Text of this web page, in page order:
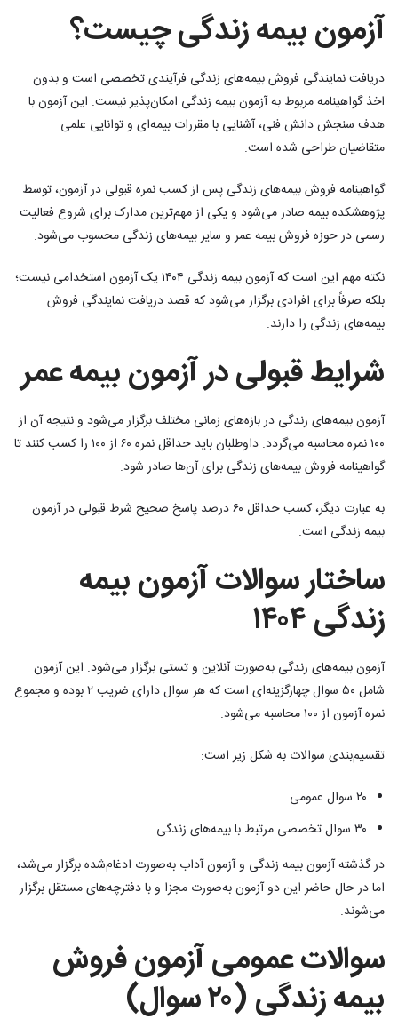
آزمون بیمه زندگی چیست؟
دریافت نمایندگی فروش بیمه‌های زندگی فرآیندی تخصصی است و بدون
اخذ گواهینامه مربوط به آزمون بیمه زندگی امکان‌پذیر نیست. این آزمون با
هدف سنجش دانش فنی، آشنایی با مقررات بیمه‌ای و توانایی علمی
متقاضیان طراحی شده است.
گواهینامه فروش بیمه‌های زندگی پس از کسب نمره قبولی در آزمون، توسط
پژوهشکده بیمه صادر می‌شود و یکی از مهم‌ترین مدارک برای شروع فعالیت
رسمی در حوزه فروش بیمه عمر و سایر بیمه‌های زندگی محسوب می‌شود.
نکته مهم این است که آزمون بیمه زندگی ۱۴۰۴ یک آزمون استخدامی نیست؛
بلکه صرفاً برای افرادی برگزار می‌شود که قصد دریافت نمایندگی فروش
بیمه‌های زندگی را دارند.
شرایط قبولی در آزمون بیمه عمر
آزمون بیمه‌های زندگی در بازه‌های زمانی مختلف برگزار می‌شود و نتیجه آن از
۱۰۰ نمره محاسبه می‌گردد. داوطلبان باید حداقل نمره ۶۰ از ۱۰۰ را کسب کنند تا
گواهینامه فروش بیمه‌های زندگی برای آن‌ها صادر شود.
به عبارت دیگر، کسب حداقل ۶۰ درصد پاسخ صحیح شرط قبولی در آزمون
بیمه زندگی است.
ساختار سوالات آزمون بیمه
زندگی ۱۴۰۴
آزمون بیمه‌های زندگی به‌صورت آنلاین و تستی برگزار می‌شود. این آزمون
شامل ۵۰ سوال چهارگزینه‌ای است که هر سوال دارای ضریب ۲ بوده و مجموع
نمره آزمون از ۱۰۰ محاسبه می‌شود.
تقسیم‌بندی سوالات به شکل زیر است:
۲۰ سوال عمومی
۳۰ سوال تخصصی مرتبط با بیمه‌های زندگی
در گذشته آزمون بیمه زندگی و آزمون آداب به‌صورت ادغام‌شده برگزار می‌شد،
اما در حال حاضر این دو آزمون به‌صورت مجزا و با دفترچه‌های مستقل برگزار
می‌شوند.
سوالات عمومی آزمون فروش
بیمه زندگی (۲۰ سوال)